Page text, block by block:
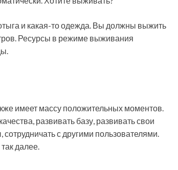
и какая-то одежда. Вы должны выжить
Ресурсы в режиме выживания
имеет массу положительных моментов.
развивать базу, развивать свои
с другими пользователями.
далее.